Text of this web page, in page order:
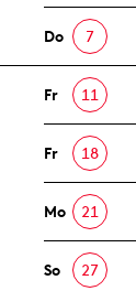
Do 7
Fr 11
Fr 18
Mo 21
So 27